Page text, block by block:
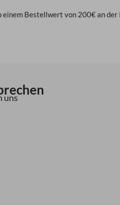
Bestellwert von 200€ an der
uns